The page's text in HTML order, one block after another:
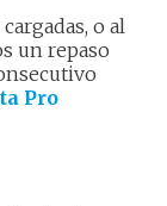
o al
un repaso
Pro